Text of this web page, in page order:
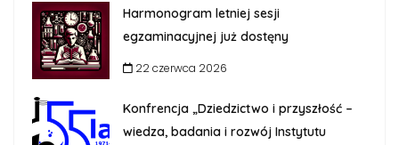
Harmonogram letniej sesji
egzaminacyjnej już dostęny
22 czerwca 2026
Konfrencja „Dziedzictwo i przyszłość –
wiedza, badania i rozwój Instytutu